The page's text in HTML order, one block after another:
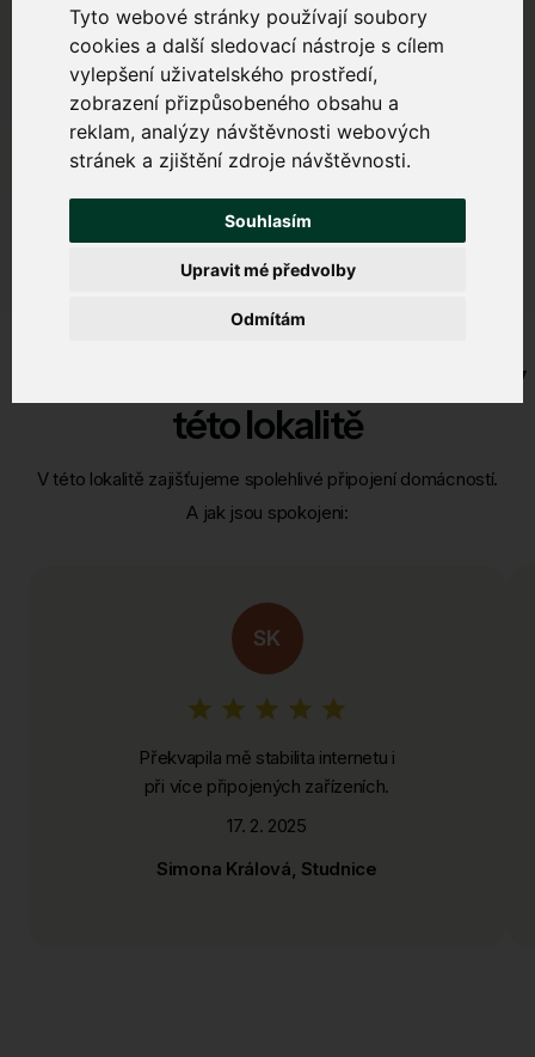
Tyto webové stránky používají soubory
cookies a další sledovací nástroje s cílem
vylepšení uživatelského prostředí,
zobrazení přizpůsobeného obsahu a
reklam, analýzy návštěvnosti webových
stránek a zjištění zdroje návštěvnosti.
Souhlasím
Odmítám
Upravit mé předvolby
Spokojenost našich zákazníků v
této lokalitě
V této lokalitě zajišťujeme spolehlivé připojení domácností.
A jak jsou spokojeni:
SK
Překvapila mě stabilita internetu i
při více připojených zařízeních.
17. 2. 2025
Simona Králová, Studnice